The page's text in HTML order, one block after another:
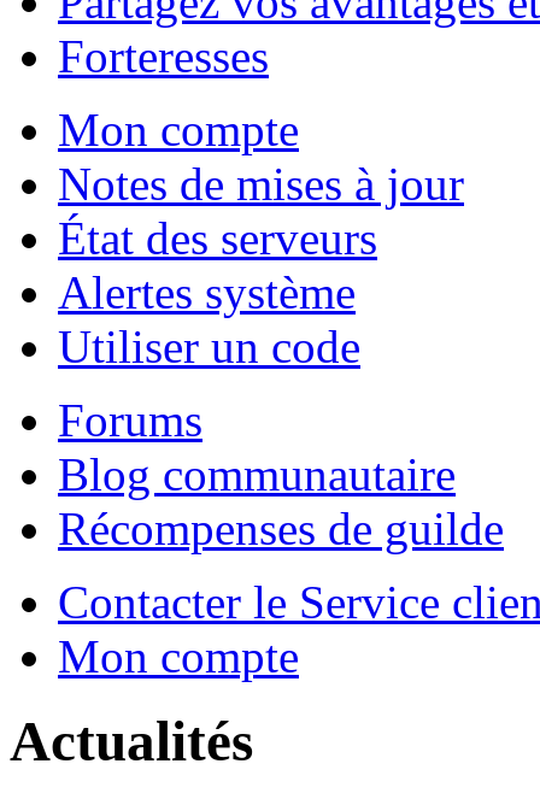
Forteresses
Mon compte
Notes de mises à jour
État des serveurs
Alertes système
Utiliser un code
Forums
Blog communautaire
Récompenses de guilde
Contacter le Service
Mon compte
Actualités